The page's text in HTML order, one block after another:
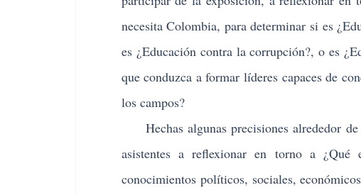
necesita Colombia, para determinar si es
es ¿Educación contra la corrupción?, o es
que conduzca a formar líderes capaces de
los campos?
Hechas algunas precisiones alrededor de
asistentes a reflexionar en torno a
conocimientos políticos, sociales,